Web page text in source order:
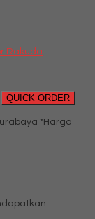
Rakuda
QUICK ORDER
*Harga